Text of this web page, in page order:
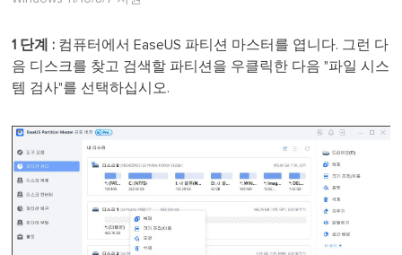
1 단계 : 컴퓨터에서 EaseUS 파티션 마스터를 엽니다. 그런 다
음 디스크를 찾고 검색할 파티션을 우클릭한 다음 "파일 시스
템 검사"를 선택하십시오.